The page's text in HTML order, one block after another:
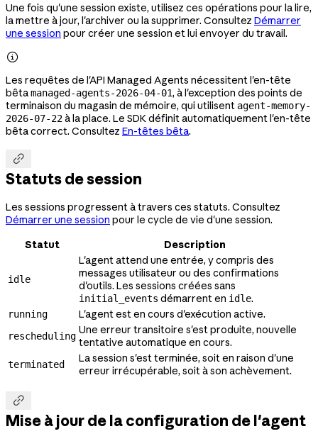
Une fois qu'une session existe, utilisez ces opérations pour la lire,
la mettre à jour, l'archiver ou la supprimer. Consultez Démarrer
une session pour créer une session et lui envoyer du travail.

Les requêtes de l'API Managed Agents nécessitent l'en-tête
bêtamanaged-agents-2026-04-01, à l'exception des points de
terminaison du magasin de mémoire, qui utilisent agent-memory-
2026-07-22à la place. Le SDK définit automatiquement l'en-tête
bêta correct. Consultez En-têtes bêta.

Statuts de session
Les sessions progressent à travers ces statuts. Consultez
Démarrer une session pour le cycle de vie d'une session.
Statut
Description
idle
L'agent attend une entrée, y compris des
messages utilisateur ou des confirmations
d'outils. Les sessions créées sans
initial_events démarrent en idle.
running L'agent est en cours d'exécution active.
rescheduling Une erreur transitoire s'est produite, nouvelle
tentative automatique en cours.
terminated
La session s'est terminée, soit en raison d'une
erreur irrécupérable, soit à son achèvement.

Mise à jour de la configuration de l'agent